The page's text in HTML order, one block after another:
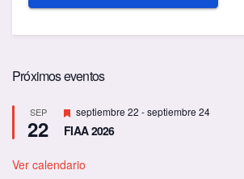
Próximos eventos
SEP
22
D
e
s
a
septiembre 22 -septiembre 24
FIAA 2026
Ver calendario